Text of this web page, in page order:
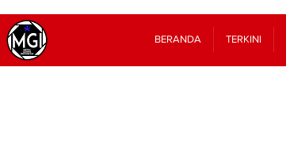
BERANDA TERKINI